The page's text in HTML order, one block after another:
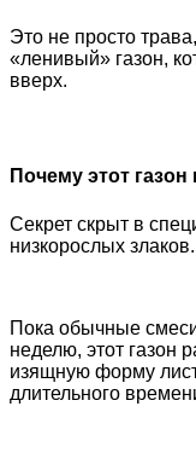
Это не просто
«ленивый» газон,
вверх.
Почему этот
Секрет скрыт в
низкорослых злаков.
Пока обычные
неделю, этот газон
изящную форму
длительного